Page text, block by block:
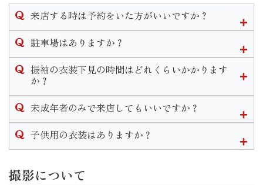
来店する時は予約をいた方がいいですか？
ご予約無しでのご来店も可能ですが、ご予約のお客様を優先
的にご案内させて頂きますのでお待ちいただく場合がござい
可能な限りご予約をいただきます様お願い致します。
なお、ご予約はこのHP内かお電話にて承ります。
駐車場はありますか？
店頭前にある駐車スペースと店舗裏側にも大型駐車場がござ
います。
振袖の衣装下見の時間はどれくらいかかります
か？
振袖下見の流れは
プラン説明→振袖選び→トータルコーディネート
ります。
未成年者のみで来店してもいいですか？
衣装の下見やプランの説明であればお嬢様ご本人様のみのご
来店も大歓迎です。
子供用の衣装はありますか？
七五三用の衣装になりますので和装になります。
撮影について